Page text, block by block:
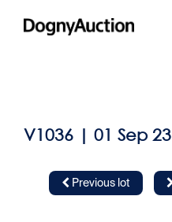
V1036 | 01 Sep 23
Previous lot